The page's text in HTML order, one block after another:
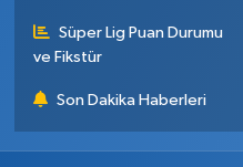
Süper Lig Puan Durumu
ve Fikstür
Son Dakika Haberleri